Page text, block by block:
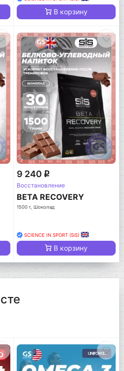
В корзину
9 240 q
Восстановление
BETA RECOVERY
1500 г, Шоколад
SCIENCE IN SPORT (SiS)
В корзину